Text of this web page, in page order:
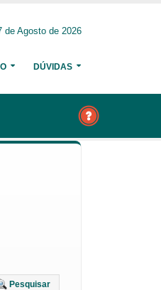
de Agosto de 2026
DÚVIDAS
Pesquisar